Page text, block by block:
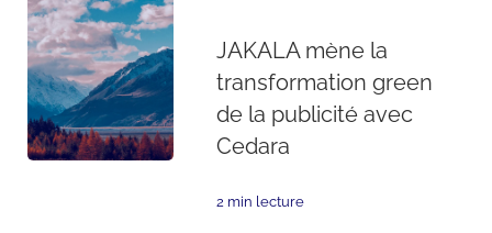
JAKALA mène la
transformation green
de la publicité avec
Cedara
2 min lecture